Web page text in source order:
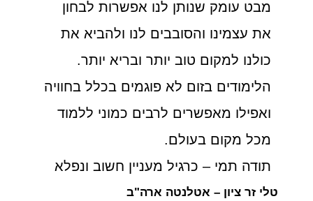
מבט עומק שנותן לנו אפשרות לבחון
את עצמינו והסובבים לנו ולהביא את
כולנו למקום טוב יותר ובריא יותר.
הלימודים בזום לא פוגמים בכלל בחוויה
ואפילו מאפשרים לרבים כמוני ללמוד
מכל מקום בעולם.
תודה תמי – כרגיל מעניין חשוב ונפלא
טלי זר ציון – אטלנטה ארה"ב